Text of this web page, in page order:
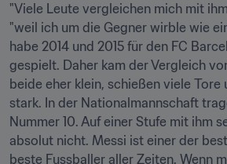
"Viele Leute vergleichen mich mit
"weil ich um die Gegner wirble wie
habe 2014 und 2015 für den FC
gespielt. Daher kam der Vergleich
beide eher klein, schießen viele
stark. In der Nationalmannschaft
Nummer 10. Auf einer Stufe mit ihm
absolut nicht. Messi ist einer der
beste Fussballer aller Zeiten. Wenn